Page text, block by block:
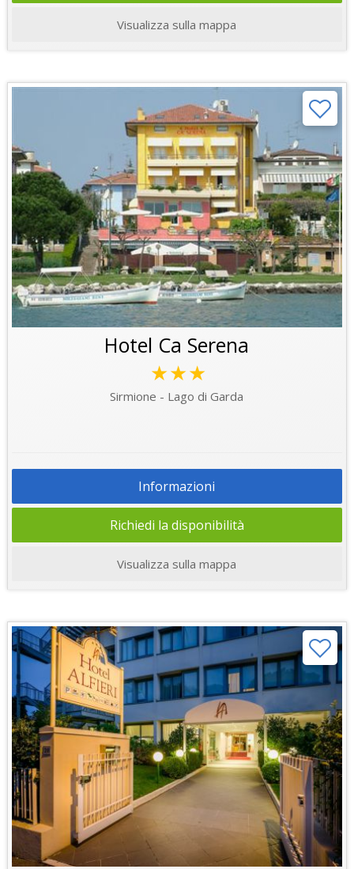
Visualizza sulla mappa
Hotel Ca Serena
★★★
Sirmione - Lago di Garda
Informazioni
Richiedi la disponibilità
Visualizza sulla mappa